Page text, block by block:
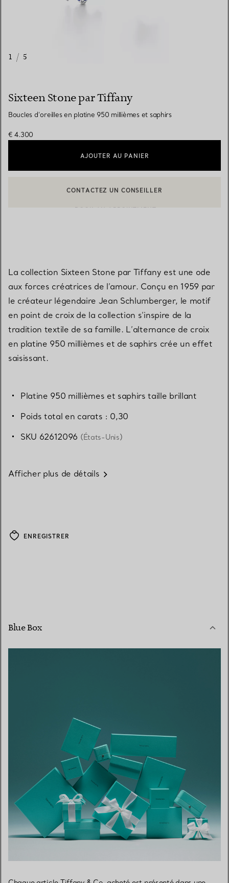
1 / 5
Sixteen Stone par Tiffany
Boucles d’oreilles en platine 950 millièmes et saphirs
€ 4.300
AJOUTER AU PANIER
BOOK AN APPOINTMENT
La collection Sixteen Stone par Tiffany est une ode
aux forces créatrices de l’amour. Conçu en 1959 par
le créateur légendaire Jean Schlumberger, le motif
en point de croix de la collection s’inspire de la
tradition textile de sa famille. L’alternance de croix
en platine 950 millièmes et de saphirs crée un effet
saisissant.
Platine 950 millièmes et saphirs taille brillant
Poids total en carats : 0,30
SKU 62612096 (États-Unis)
Afficher plus de détails
ENREGISTRER
Blue Box